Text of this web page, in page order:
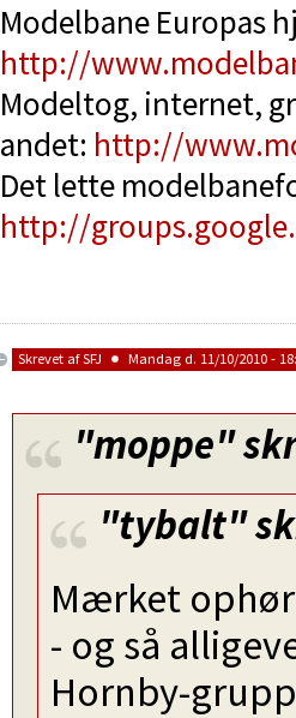
Modelbane Europas
http://
Modeltog, internet,
andet: http://
Det lette
http://
Skrevet afSFJ Mandag d. 11/10/2010 -
"moppe"
"tybalt"
Mærket
- og så
Hornby-